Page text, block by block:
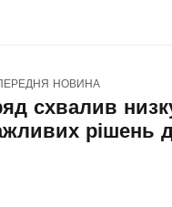
НОВИНА
схвалив
рішень